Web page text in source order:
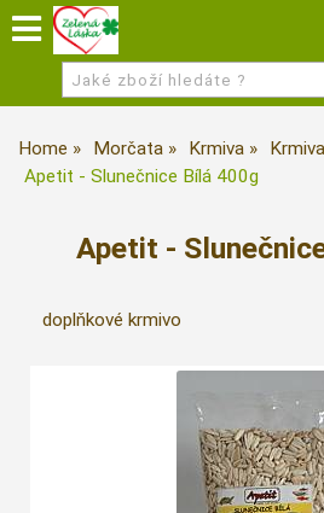
Home Morčata Krmiva
Apetit - Slunečnice Bílá 400g
Apetit -
doplňkové krmivo